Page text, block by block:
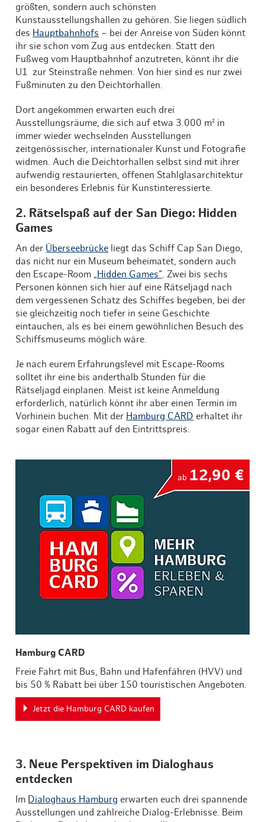
größten, sondern auch schönsten
Kunstausstellungshallen zu gehören. Sie liegen südlich
des Hauptbahnhofs – bei der Anreise von Süden könnt
ihr sie schon vom Zug aus entdecken. Statt den
Fußweg vom Hauptbahnhof anzutreten, könnt ihr die
U1 zur Steinstraße nehmen. Von hier sind es nur zwei
Fußminuten zu den Deichtorhallen.
Dort angekommen erwarten euch drei
Ausstellungsräume, die sich auf etwa 3.000 m² in
immer wieder wechselnden Ausstellungen
zeitgenössischer, internationaler Kunst und Fotografie
widmen. Auch die Deichtorhallen selbst sind mit ihrer
aufwendig restaurierten, offenen Stahlglasarchitektur
ein besonderes Erlebnis für Kunstinteressierte.
2. Rätselspaß auf der San Diego: Hidden
Games
An der Überseebrücke liegt das Schiff Cap San Diego,
das nicht nur ein Museum beheimatet, sondern auch
den Escape-Room „Hidden Games“. Zwei bis sechs
Personen können sich hier auf eine Rätseljagd nach
dem vergessenen Schatz des Schiffes begeben, bei der
sie gleichzeitig noch tiefer in seine Geschichte
eintauchen, als es bei einem gewöhnlichen Besuch des
Schiffsmuseums möglich wäre.
Je nach eurem Erfahrungslevel mit Escape-Rooms
solltet ihr eine bis anderthalb Stunden für die
Rätseljagd einplanen. Meist ist keine Anmeldung
erforderlich, natürlich könnt ihr aber einen Termin im
Vorhinein buchen. Mit der Hamburg CARD erhaltet ihr
sogar einen Rabatt auf den Eintrittspreis.
ab 12,90 €
Hamburg CARD
Freie Fahrt mit Bus, Bahn und Hafenfähren (HVV) und
bis 50 % Rabatt bei über 150 touristischen Angeboten.
Jetzt die Hamburg CARD kaufen
3. Neue Perspektiven im Dialoghaus
entdecken
Im Dialoghaus Hamburg erwarten euch drei spannende
Ausstellungen und zahlreiche Dialog-Erlebnisse. Beim